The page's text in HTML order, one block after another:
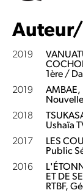
2019
1ère /
2019
AMBAE,
2018
Ushaïa
2017
LES
Public
2016
ET DE
RTBF,